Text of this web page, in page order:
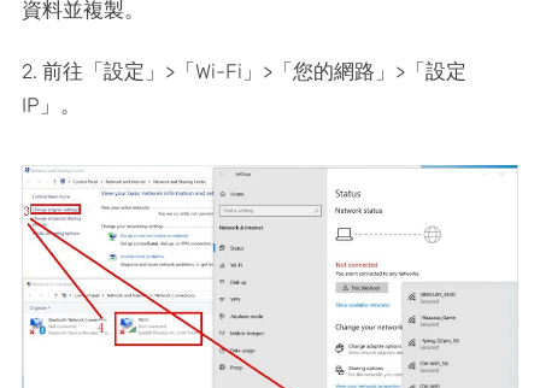
資料並複製。
2. 前往「設定」>「Wi-Fi」>「您的網路」>「設定
IP」。